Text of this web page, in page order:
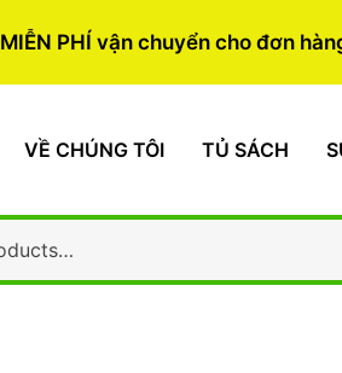
VỀ CHÚNG TÔI TỦ SÁCH
MIỄN PHÍ vận chuyển cho đơn